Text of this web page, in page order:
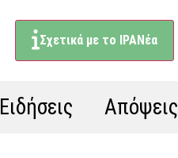
Σχετικά με το ΙΡΑΝέα
Ειδήσεις Απόψεις